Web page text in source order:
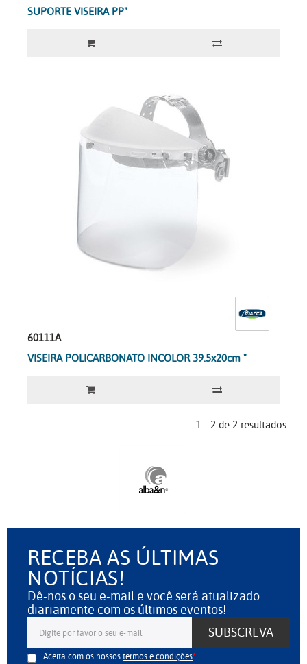
SUPORTE VISEIRA PP"
60111A
VISEIRA POLICARBONATO INCOLOR 39.5x20cm "
1 - 2 de 2 resultados
RECEBA AS ÚLTIMAS
NOTÍCIAS!
Dê-nos o seu e-mail e você será atualizado
diariamente com os últimos eventos!
SUBSCREVA
Aceita com os nossostermos e condições